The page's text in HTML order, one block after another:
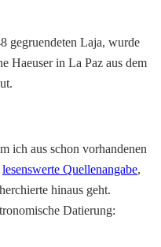
gegruendeten Laja, wurde
Haeuser in La Paz aus dem
ich aus schon vorhandenen
lesenswerte Quellenangabe,
hinaus geht.
Datierung: